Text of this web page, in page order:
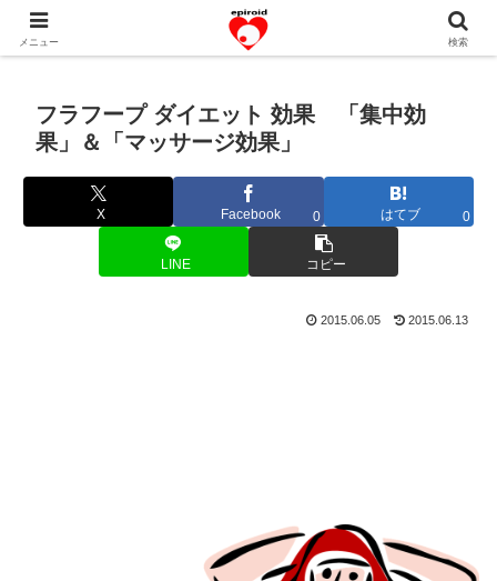
恋愛共感エピソード。あなたのストーリーを変えていく！。
フラフープ ダイエット 効果 「集中効
果」＆「マッサージ効果」
X Facebook 0 はてブ 0
LINE コピー
2015.06.05 2015.06.13
メニュー 検索